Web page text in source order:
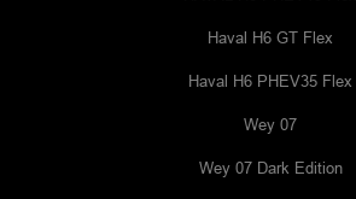
Haval H6 GT Flex
Haval H6 PHEV35 Flex
Wey 07
Wey 07 Dark Edition